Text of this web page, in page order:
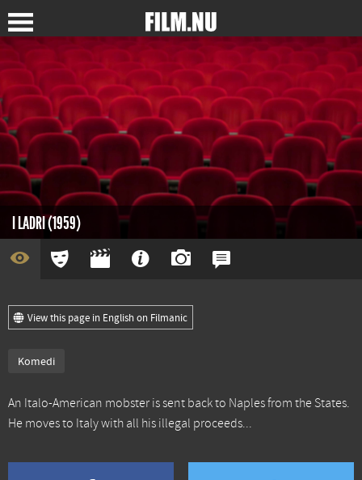
I LADRI (1959)
View this page in English on Filmanic
Komedi
An Italo-American mobster is sent back to Naples from the States.
He moves to Italy with all his illegal proceeds...